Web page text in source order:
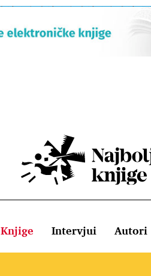
Knjige Intervjui Autori